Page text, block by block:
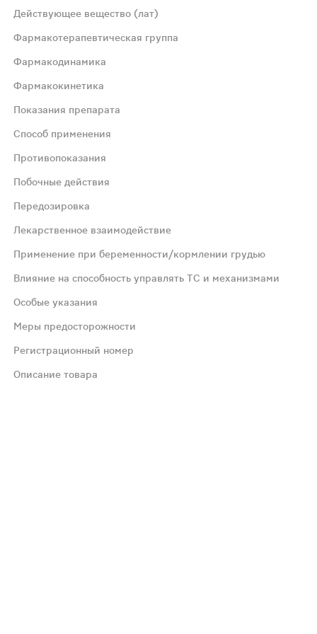
2 типа.
переносчика глюкозы 2 типа с
на фоне диеты и физических упражнений,
10 мг 1 раз/сут. Если суточная доза
исследованиях была сходной. Наиболее частой
эмпаглифлозина. достигавшие 800 мг (в 32
Действующее вещество (лат)
Фармакотерапевтическая группа
Фармакодинамика
Фармакокинетика
Показания препарата
Способ применения
Противопоказания
Побочные действия
Передозировка
Лекарственное взаимодействие
Применение при беременности/кормлении грудью
Влияние на способность управлять ТС и механизмами
Особые указания
Меры предосторожности
Регистрационный номер
Описание товара